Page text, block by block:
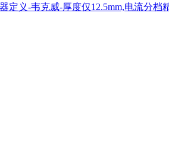
定义-韦克威-厚度仅12.5mm,电流分档